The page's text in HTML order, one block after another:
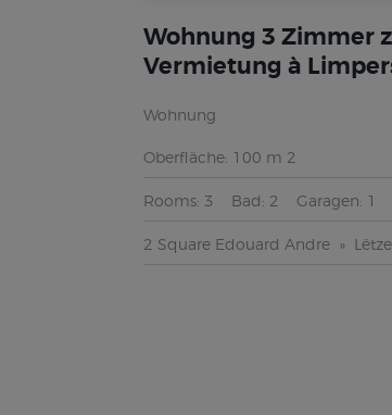
Wohnung 3 Zimmer
Vermietung à
Wohnung
Oberfläche: 100 m 2
Rooms: 3 Bad: 2 Garagen: 1
2 Square Edouard Andre